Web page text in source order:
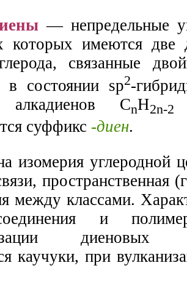
— непредельные
которых имеются две
связанные
в состоянии sр2-
алкадиенов СnH2n-2
суффикс -диен.
изомерия углеродной
пространственная
между классами.
и
диеновых
каучуки, при